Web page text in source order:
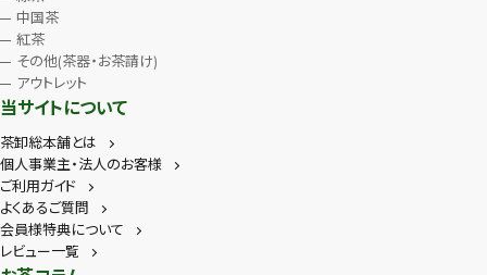
中国茶
紅茶
その他(茶器・お茶請け)
アウトレット
当サイトについて
茶卸総本舗とは
個人事業主・法人のお客様
ご利用ガイド
よくあるご質問
会員様特典について
レビュー一覧